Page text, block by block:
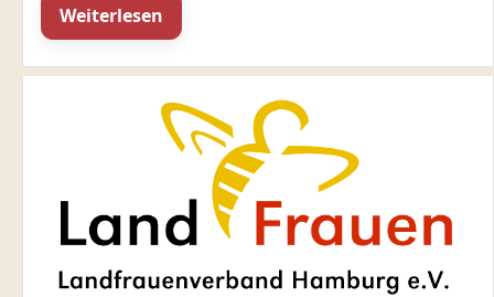
Weiterlesen